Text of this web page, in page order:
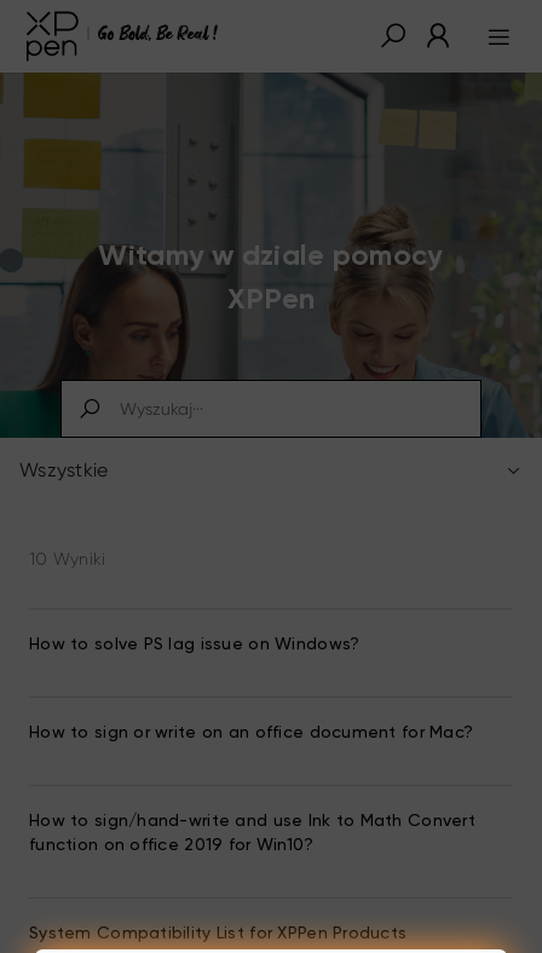
Witamy w dziale pomocy
XPPen
Wszystkie
10 Wyniki
How to solve PS lag issue on Windows?
How to sign or write on an office document for Mac?
How to sign/hand-write and use Ink to Math Convert
function on office 2019 for Win10?
System Compatibility List for XPPen Products